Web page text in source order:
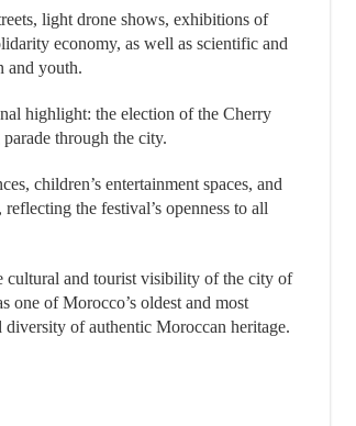
light drone shows, exhibitions of
economy, as well as scientific and
and youth.
highlight: the election of the Cherry
through the city.
children’s entertainment spaces, and
the festival’s openness to all
cultural and tourist visibility of the city of
one of Morocco’s oldest and most
of authentic Moroccan heritage.